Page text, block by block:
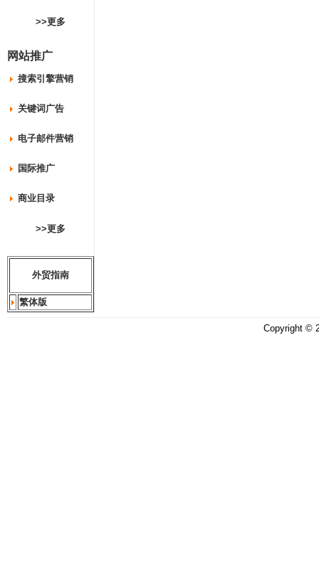
>>更多
网站推广
搜索引擎营销
关键词广告
电子邮件营销
国际推广
商业目录
>>更多
外贸指南
繁体版
Copyright ©